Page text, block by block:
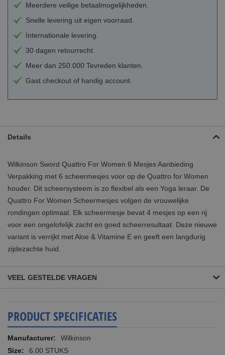
Meerdere veilige betaalmogelijkheden.
Snelle levering uit eigen voorraad.
Internationale levering.
30 dagen retourrecht.
Meer dan 250.000 Tevreden klanten.
Gast checkout of handig account.
Details
Wilkinson Sword Quattro For Women 6 Mesjes Aanbieding
Verpakking met 6 scheermesjes voor op de Quattro for Women
houder. Dit scheersysteem is zo flexibel als een Yoga leraar. De
Quattro For Women Scheermesjes volgen de vrouwelijke
rondingen optimaal. Elk scheermesje bevat 4 mesjes op een rij
voor een ongelofelijk zacht en goed scheerresultaat. Deze nieuwe
variant is verrijkt met Aloe & Vitamine E en geeft een langdurig
zijdezachte huid.
VEEL GESTELDE VRAGEN
PRODUCT SPECIFICATIES
Meer
informatie
Wilkinson
6.00 STUKS